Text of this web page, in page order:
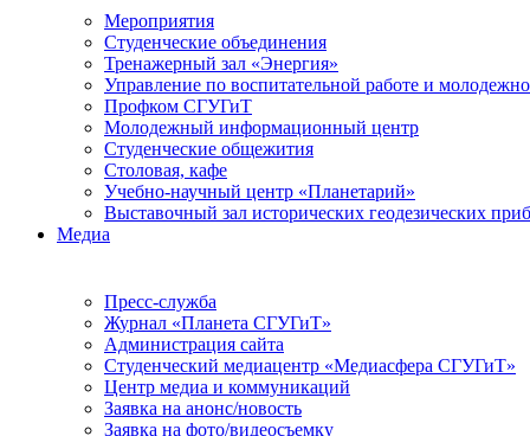
Мероприятия
Студенческие объединения
Тренажерный зал «Энергия»
Управление по воспитательной работе и
Профком СГУГиТ
Молодежный информационный центр
Студенческие общежития
Столовая, кафе
Учебно-научный центр «Планетарий»
Выставочный зал исторических геодезических
Медиа
Пресс-служба
Журнал «Планета СГУГиТ»
Администрация сайта
Студенческий медиацентр «Медиасфера СГУГиТ»
Центр медиа и коммуникаций
Заявка на анонс/новость
Заявка на фото/видеосъемку